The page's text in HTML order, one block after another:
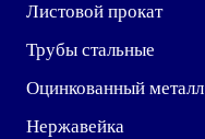
Листовой прокат
Трубы стальные
Оцинкованный металл
Нержавейка